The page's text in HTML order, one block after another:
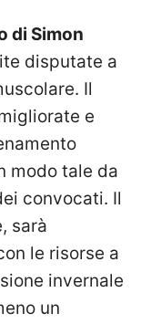
di Simon
disputate a
Il
e
modo tale da
convocati. Il
sarà
le risorse a
invernale
un